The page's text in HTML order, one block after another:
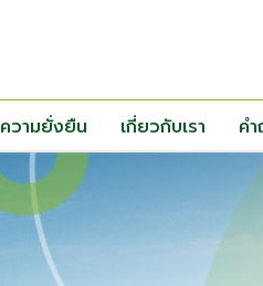
ความยั่งยืน เกี่ยวกับเรา ค